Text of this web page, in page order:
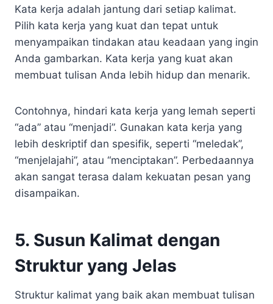
Kata kerja adalah jantung dari setiap kalimat.
Pilih kata kerja yang kuat dan tepat untuk
menyampaikan tindakan atau keadaan yang ingin
Anda gambarkan. Kata kerja yang kuat akan
membuat tulisan Anda lebih hidup dan menarik.
Contohnya, hindari kata kerja yang lemah seperti
“ada” atau “menjadi”. Gunakan kata kerja yang
lebih deskriptif dan spesifik, seperti “meledak”,
“menjelajahi”, atau “menciptakan”. Perbedaannya
akan sangat terasa dalam kekuatan pesan yang
disampaikan.
5. Susun Kalimat dengan
Struktur yang Jelas
Struktur kalimat yang baik akan membuat tulisan